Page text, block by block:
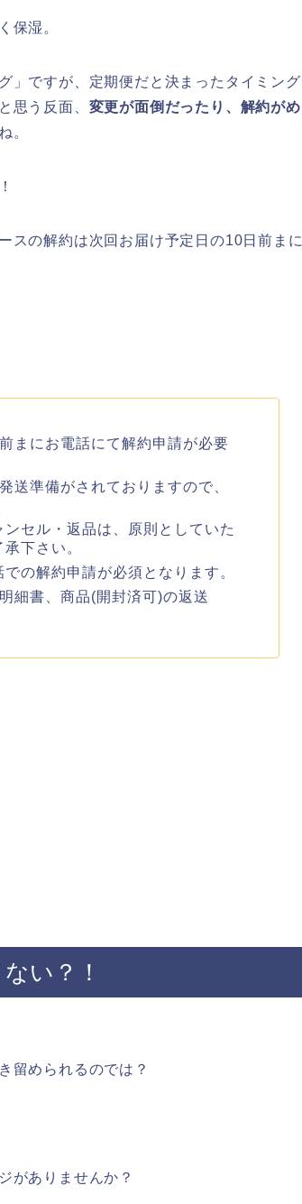
保湿。
」ですが、定期便だと決まったタイミング
思う反面、 変更が面倒だったり、解約がめ
。
スの解約は次回お届け予定日の10日前まに
まにお電話にて解約申請が必要
送準備がされておりますので、
セル・返品は、原則としていた
下さい。
の解約申請が必須となります。
細書、商品(開封済可)の返送
い？！
留められるのでは？
がありませんか？